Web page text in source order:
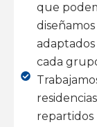
que
adaptados
cada
repartidos